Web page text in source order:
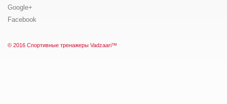
© 2016 Спортивные тренажеры Vadzaari™
Google+
Facebook